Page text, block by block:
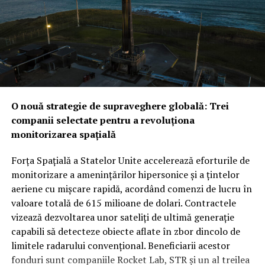
să satisfacă nevoile riguroase ale comunității de
informații.
Obiectivul final este clar: o tranziție rapidă de la inovația
brută la aplicații practice pe teren. Prin această
strategie, Statele Unite își asigură o supremație
comerciale pentru a fortifica un sistem de apărare care
devine tot mai dependent de date precise și livrate
instantaneu.
în arhitectura de securitate a regiunii.
Provocarea iraniană: Între descurajarea strategică și
testul realității din terenNoua alianță ar putea fi
testată mult mai curând decât se anticipa, pe fondul
amenințărilor constante venite din partea forțelor
vedea cu ochi buni această redistribuire a
responsabilităților de securitate între aliații săi
regionali, unii analiști rămân sceptici cu privire la
Rămâne de văzut dacă, în cazul unui atac iminent din
partea proxy-urilor Teheranului, Ankara și Islamabadul
vor interveni militar pentru a proteja regatul saudit,
transformând semnăturile de astăzi într-o realitate
operativă.
O nouă strategie de supraveghere globală: Trei
companii selectate pentru a revoluționa
monitorizarea spațială
Forța Spațială a Statelor Unite accelerează eforturile de
monitorizare a amenințărilor hipersonice și a țintelor
aeriene cu mișcare rapidă, acordând comenzi de lucru în
valoare totală de 615 milioane de dolari. Contractele
vizează dezvoltarea unor sateliți de ultimă generație
capabili să detecteze obiecte aflate în zbor dincolo de
limitele radarului convențional. Beneficiarii acestor
fonduri sunt companiile Rocket Lab, STR și un al treilea